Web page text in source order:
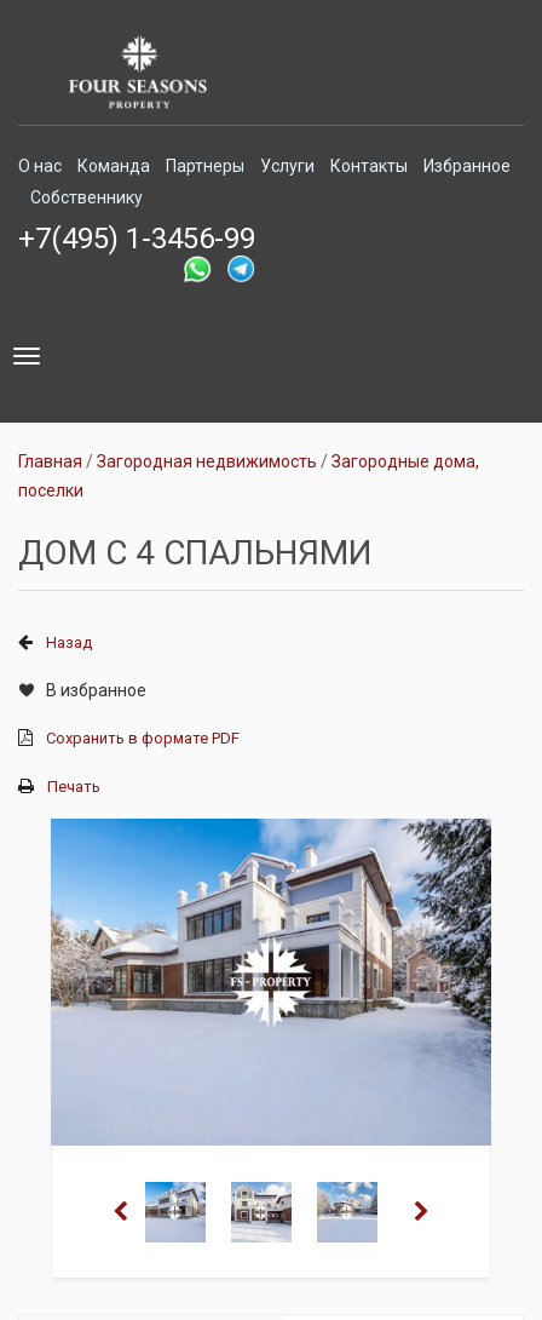
О нас Команда Партнеры Услуги Контакты
Избранное
Собственнику
+7(495) 1-3456-99
Toggle
Главная Загородная недвижимость
Загородные дома,
поселки
ДОМ С 4 СПАЛЬНЯМИ
Назад
В избранное
Сохранить в формате PDF
Печать